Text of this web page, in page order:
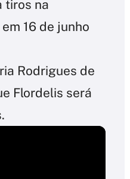
tiros na
16 de junho
Rodrigues de
Flordelis será